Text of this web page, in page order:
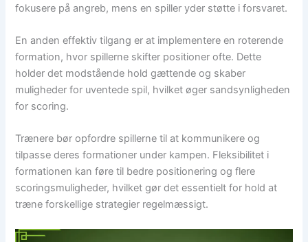
fokusere på angreb, mens en spiller yder støtte i forsvaret.
En anden effektiv tilgang er at implementere en roterende
formation, hvor spillerne skifter positioner ofte. Dette
holder det modstående hold gættende og skaber
muligheder for uventede spil, hvilket øger sandsynligheden
for scoring.
Trænere bør opfordre spillerne til at kommunikere og
tilpasse deres formationer under kampen. Fleksibilitet i
formationen kan føre til bedre positionering og flere
scoringsmuligheder, hvilket gør det essentielt for hold at
træne forskellige strategier regelmæssigt.